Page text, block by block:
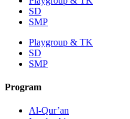
SD
SMP
Playgroup & TK
SD
SMP
Program
Al-Qur’an